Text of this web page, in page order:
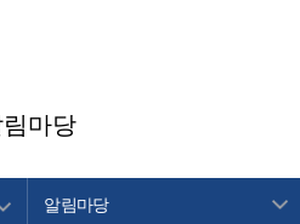
마당
알림마당